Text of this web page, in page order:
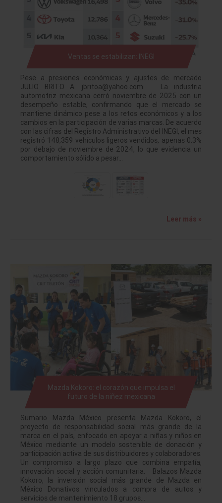
Ventas se estabilizan: INEGI
Pese a presiones económicas y ajustes de mercado
JULIO BRITO A. jbritoa@yahoo.com La industria
automotriz mexicana cerró noviembre de 2025 con un
desempeño estable, confirmando que el mercado se
mantiene dinámico pese a los retos económicos y a los
cambios en la participación de varias marcas. De acuerdo
con las cifras del Registro Administrativo del INEGI, el mes
registró 148,359 vehículos ligeros vendidos, apenas 0.3%
por debajo de noviembre de 2024, lo que evidencia un
comportamiento sólido a pesar…
Leer más »
Mazda Kokoro: el corazón que impulsa el
futuro de la niñez mexicana
Sumario Mazda México presenta Mazda Kokoro, el
proyecto de responsabilidad social más grande de la
marca en el país, enfocado en apoyar a niñas y niños en
México mediante un modelo sostenible de donación y
participación activa de sus distribuidores y colaboradores.
Un compromiso a largo plazo que combina empatía,
innovación social y acción comunitaria. Balazos Mazda
Kokoro, la inversión social más grande de Mazda en
México Donativos vinculados a compra de autos y
servicios de mantenimiento 18 grupos…